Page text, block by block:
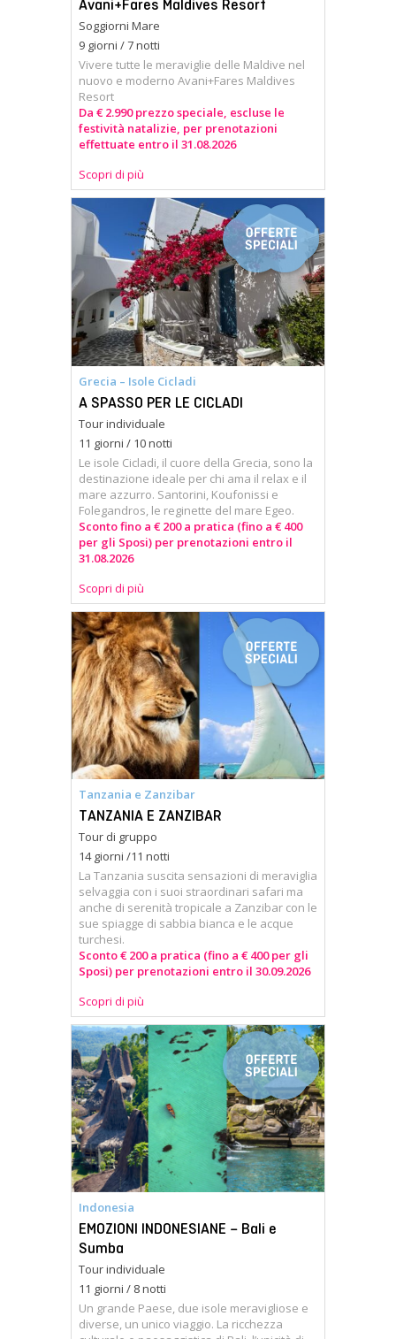
Avani+Fares Maldives Resort
Soggiorni Mare
9 giorni / 7 notti
Vivere tutte le meraviglie delle Maldive nel
nuovo e moderno Avani+Fares Maldives
Resort
Da € 2.990 prezzo speciale, escluse le
festività natalizie, per prenotazioni
effettuate entro il 31.08.2026
Scopri di più
Grecia – Isole Cicladi
A SPASSO PER LE CICLADI
Tour individuale
11 giorni / 10 notti
Le isole Cicladi, il cuore della Grecia, sono la
destinazione ideale per chi ama il relax e il
mare azzurro. Santorini, Koufonissi e
Folegandros, le reginette del mare Egeo.
Sconto fino a € 200 a pratica (fino a € 400
per gli Sposi) per prenotazioni entro il
31.08.2026
Scopri di più
Tanzania e Zanzibar
TANZANIA E ZANZIBAR
Tour di gruppo
14 giorni /11 notti
La Tanzania suscita sensazioni di meraviglia
selvaggia con i suoi straordinari safari ma
anche di serenità tropicale a Zanzibar con le
sue spiagge di sabbia bianca e le acque
turchesi.
Sconto € 200 a pratica (fino a € 400 per gli
Sposi) per prenotazioni entro il 30.09.2026
Scopri di più
Indonesia
EMOZIONI INDONESIANE – Bali e
Sumba
Tour individuale
11 giorni / 8 notti
Un grande Paese, due isole meravigliose e
diverse, un unico viaggio. La ricchezza